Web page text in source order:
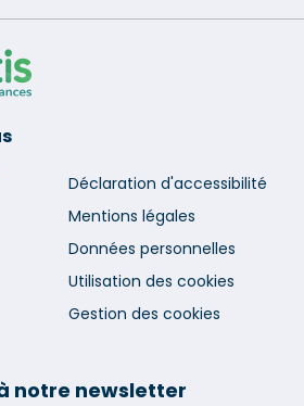
Déclaration d'accessibilité
Mentions légales
Données personnelles
Utilisation des cookies
Gestion des cookies
notre newsletter